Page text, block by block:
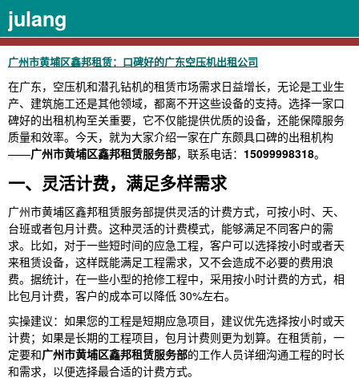
julang
广州市黄埔区鑫邦租赁：口碑好的广东空压机出租公司
在广东，空压机和潜孔钻机的租赁市场需求日益增长，无论是工业生
产、建筑施工还是其他领域，都离不开这些设备的支持。选择一家口
碑好的出租机构至关重要，它不仅能提供优质的设备，还能保障服务
质量和效率。今天，就为大家介绍一家在广东颇具口碑的出租机构
——广州市黄埔区鑫邦租赁服务部，联系电话： 15099998318。
一、灵活计费，满足多样需求
广州市黄埔区鑫邦租赁服务部提供灵活的计费方式，可按小时、天、
台班或者包月计费。这种灵活的计费模式，能够满足不同客户的需
求。比如，对于一些短时间的应急工程，客户可以选择按小时或者天
来租赁设备，这样既能满足工程需求，又不会造成不必要的费用浪
费。据统计，在一些小型的抢修工程中，采用按小时计费的方式，相
比包月计费，客户的成本可以降低 30%左右。
实操建议：如果您的工程是短期应急项目，建议优先选择按小时或天
计费；如果是长期的工程项目，包月计费则更为划算。在租赁前，一
定要和广州市黄埔区鑫邦租赁服务部的工作人员详细沟通工程的时长
和需求，以便选择最合适的计费方式。